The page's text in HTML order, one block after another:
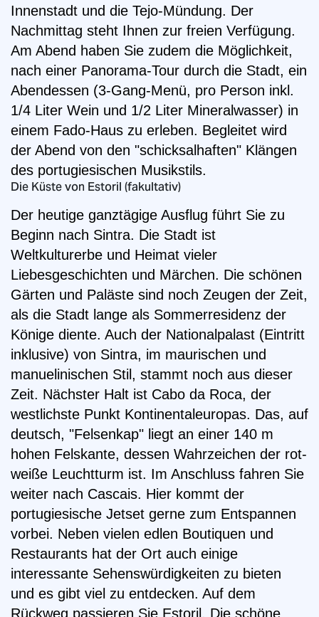
Innenstadt und die Tejo-Mündung. Der
Nachmittag steht Ihnen zur freien Verfügung.
Am Abend haben Sie zudem die Möglichkeit,
nach einer Panorama-Tour durch die Stadt, ein
Abendessen (3-Gang-Menü, pro Person inkl.
1/4 Liter Wein und 1/2 Liter Mineralwasser) in
einem Fado-Haus zu erleben. Begleitet wird
der Abend von den "schicksalhaften" Klängen
des portugiesischen Musikstils.
Die Küste von Estoril (fakultativ)
Der heutige ganztägige Ausflug führt Sie zu
Beginn nach Sintra. Die Stadt ist
Weltkulturerbe und Heimat vieler
Liebesgeschichten und Märchen. Die schönen
Gärten und Paläste sind noch Zeugen der Zeit,
als die Stadt lange als Sommerresidenz der
Könige diente. Auch der Nationalpalast (Eintritt
inklusive) von Sintra, im maurischen und
manuelinischen Stil, stammt noch aus dieser
Zeit. Nächster Halt ist Cabo da Roca, der
westlichste Punkt Kontinentaleuropas. Das, auf
deutsch, "Felsenkap" liegt an einer 140 m
hohen Felskante, dessen Wahrzeichen der rot-
weiße Leuchtturm ist. Im Anschluss fahren Sie
weiter nach Cascais. Hier kommt der
portugiesische Jetset gerne zum Entspannen
vorbei. Neben vielen edlen Boutiquen und
Restaurants hat der Ort auch einige
interessante Sehenswürdigkeiten zu bieten
und es gibt viel zu entdecken. Auf dem
Rückweg passieren Sie Estoril. Die schöne